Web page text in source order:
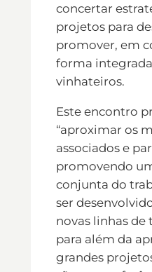
concertar
projetos para
promover, em
forma
vinhateiros.
Este encontro
“aproximar os
associados e
promovendo
conjunta do
ser
novas linhas de
para além da
grandes